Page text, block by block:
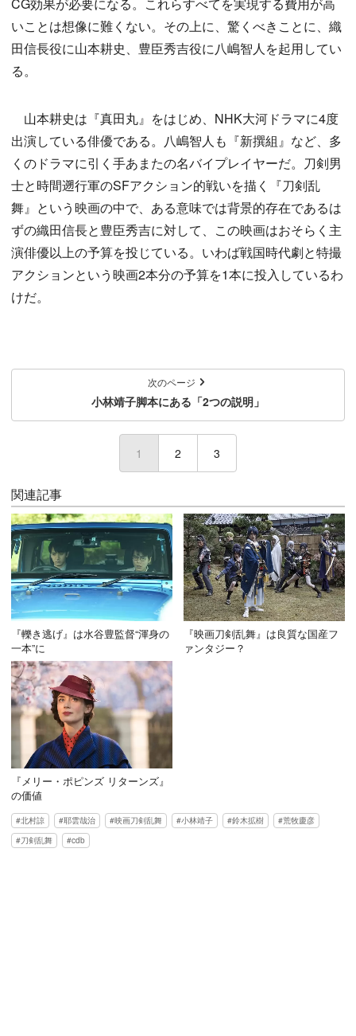
いことは想像に難くない。その上に、驚くべきことに、織
田信長役に山本耕史、豊臣秀吉役に八嶋智人を起用してい
る。
山本耕史は『真田丸』をはじめ、NHK大河ドラマに4度
出演している俳優である。八嶋智人も『新撰組』など、多
くのドラマに引く手あまたの名バイプレイヤーだ。刀剣男
士と時間遡行軍のSFアクション的戦いを描く『刀剣乱
舞』という映画の中で、ある意味では背景的存在であるは
ずの織田信長と豊臣秀吉に対して、この映画はおそらく主
演俳優以上の予算を投じている。いわば戦国時代劇と特撮
アクションという映画2本分の予算を1本に投入しているわ
けだ。
次のページ
小林靖子脚本にある「2つの説明」
1 (current)
2 3
関連記事
『轢き逃げ』は水谷豊監督“渾身の
一本”に
『映画刀剣乱舞』は良質な国産フ
ァンタジー？
『メリー・ポピンズ リターンズ』
の価値
北村諒 耶雲哉治 映画刀剣乱舞 小林靖子 鈴木拡樹
荒牧慶彦
刀剣乱舞
cdb